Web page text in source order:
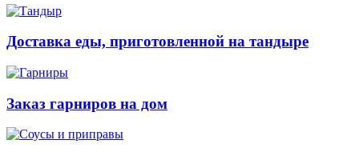
Доставка еды, приготовленной на тандыре
Заказ гарниров на дом